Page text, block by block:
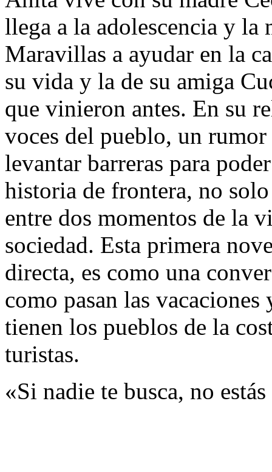
llega a la adolescencia y la
Maravillas a ayudar en la
su vida y la de su amiga
que vinieron antes. En su
voces del pueblo, un
levantar barreras para
historia de frontera, no
entre dos momentos de la
sociedad. Esta primera
directa, es como una
como pasan las
tienen los pueblos de la
turistas.
«Si nadie te busca, no